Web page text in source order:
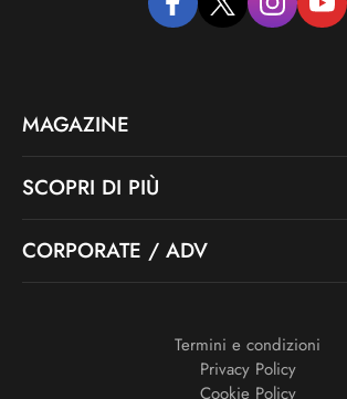
facebooktwitter instagram
MAGAZINE
SCOPRI DI PIÙ
CORPORATE / ADV
Termini e condizioni
Privacy Policy
Cookie Policy